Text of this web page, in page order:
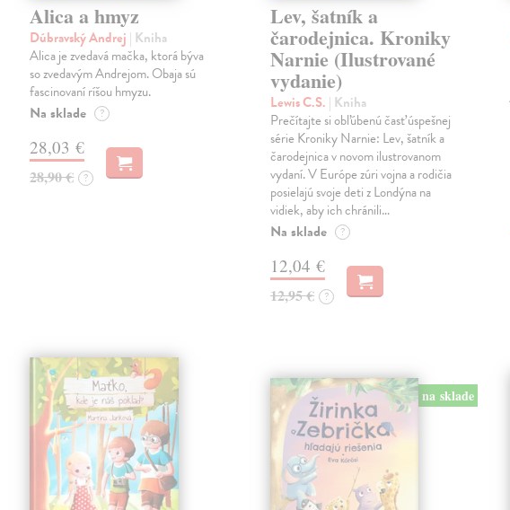
Alica a hmyz
Dúbravský Andrej | Kniha
Alica je zvedavá mačka, ktorá býva
so zvedavým Andrejom. Obaja sú
fascinovaní ríšou hmyzu.
Na sklade ?
28,03 €
28,90 € ?
Lev, šatník a
čarodejnica. Kroniky
Narnie (Ilustrované
vydanie)
Lewis C.S. | Kniha
Prečítajte si obľúbenú časť úspešnej
série Kroniky Narnie: Lev, šatník a
čarodejnica v novom ilustrovanom
vydaní. V Európe zúri vojna a rodičia
posielajú svoje deti z Londýna na
vidiek, aby ich chránili…
Na sklade ?
12,04 €
12,95 € ?
na sklade